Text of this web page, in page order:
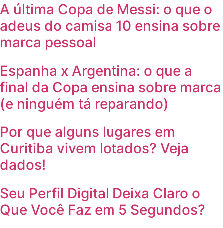
A última Copa de Messi: o que o
adeus do camisa 10 ensina sobre
marca pessoal
Espanha x Argentina: o que a
final da Copa ensina sobre marca
(e ninguém tá reparando)
Por que alguns lugares em
Curitiba vivem lotados? Veja
dados!
Seu Perfil Digital Deixa Claro o
Que Você Faz em 5 Segundos?